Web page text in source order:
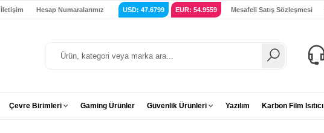
İletişim Hesap Numaralarımız USD: 47.6799 EUR: 54.9559 Mesafeli Satış Sözleşmesi
Çevre Birimleri Gaming Ürünler Güvenlik Ürünleri Yazılım Karbon Film Isıtıcı